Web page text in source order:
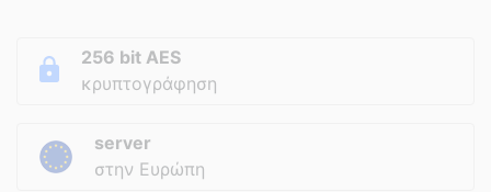
256 bit AES
κρυπτογράφηση
server
στην Ευρώπη